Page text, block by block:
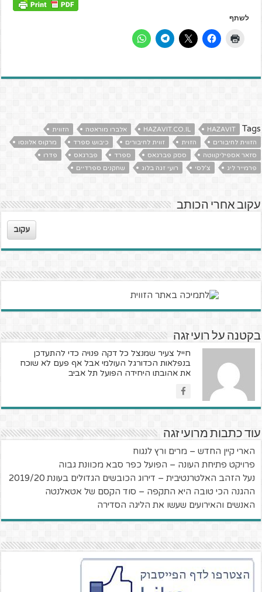
לשתף
Tags
HAZAVIT
HAZAVIT.CO.IL אלברו מוראטה
הזווית
הזווית לחיבורים
הזוית זווית לחיבורים כיבוש ספרד
מרקוס אלונסו
סזאר אספיליקווטה
ססק פברגאס ספרד פברגאס
פדרו
פרמייר ליג
צ'לסי רועי זגה בלוג שחקנים ספרדיים
עקוב אחרי הכותב
עקוב
בקטנה על רועי זגה
חייל צעיר שמנצל כל דקה פנויה כדי להתעדכן
בנפלאות הכדורגל העולמי אבל אף פעם לא שוכח
את אהובתו היחידה הפועל תל אביב
עוד כתבות מרועי זגה
הארי קיין החדש – מרים ורץ לנגוח
פרויקט פתיחת העונה – הפועל כפר סבא מכוונת גבוה
נעל הזהב האלטרנטיבית – דירוג הכובשים הגדולים בעונת 2019/20
ההגנה הכי טובה היא התקפה – סוד הקסם של אטאלנטה
האנשים והאירועים שעשו את הליגה הסדירה